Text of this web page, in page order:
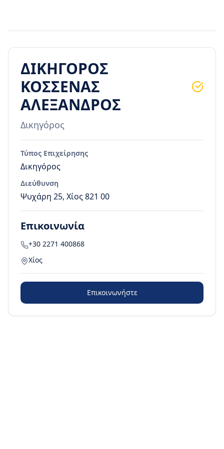
ΔΙΚΗΓΟΡΟΣ
ΚΟΣΣΕΝΑΣ
ΑΛΕΞΑΝΔΡΟΣ
Δικηγόρος
Τύπος Επιχείρησης
Δικηγόρος
Διεύθυνση
Ψυχάρη 25, Χίος 821 00
Επικοινωνία
+30 2271 400868
Χίος
Επικοινωνήστε